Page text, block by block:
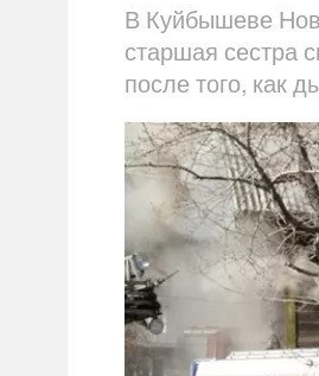
В Куйбышеве
старшая сестра
после того, как